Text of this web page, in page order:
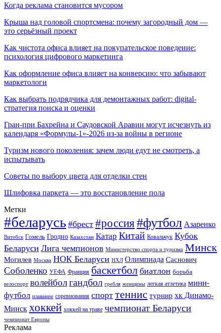
Когда реклама становится мусором
Крыша над головой спортсмена: почему загородный дом —
это серьёзный проект
Как чистота офиса влияет на покупательское поведение:
психология цифрового маркетинга
Как оформление офиса влияет на конверсию: что забывают
маркетологи
Как выбрать подрядчика для демонтажных работ: digital-
стратегия поиска и оценки
Гран-при Бахрейна и Саудовской Аравии могут исчезнуть из
календаря «Формулы-1»-2026 из-за войны в регионе
Туризм нового поколения: зачем люди едут не смотреть, а
испытывать
Советы по выбору цвета для отделки стен
Шлифовка паркета — это восстановление пола
Метки
#беларусь #брест #россия#футбол Азаренко
Витебск Гомель Гродно Казахстан Катар Китай Ковальчук Кубок
Беларуси Лига чемпионов Министерство спорта и туризма Минск
Могилев Москва НОК Беларуси НХЛ Олимпиада Саснович
Соболенко УЕФА Франция баскетбол биатлон борьба
велоспорт волейболгандбол гребля женщины легкая атлетика мини-
футбол плавание соревнования спорт теннис турнир хк Динамо-
Минск хоккей хоккей на траве чемпионат Беларуси
чемпионат Европы
Реклама